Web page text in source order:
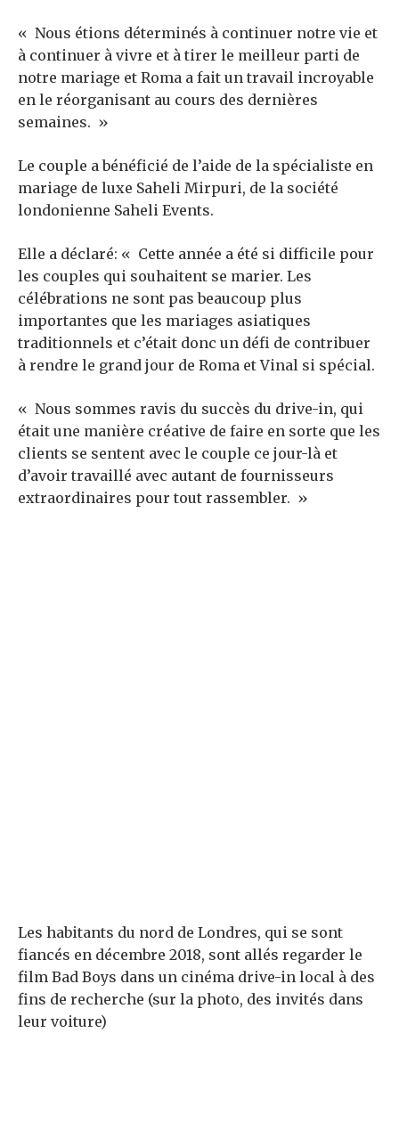
« Nous étions déterminés à continuer notre vie et
à continuer à vivre et à tirer le meilleur parti de
notre mariage et Roma a fait un travail incroyable
en le réorganisant au cours des dernières
semaines. »
Le couple a bénéficié de l’aide de la spécialiste en
mariage de luxe Saheli Mirpuri, de la société
londonienne Saheli Events.
Elle a déclaré: « Cette année a été si difficile pour
les couples qui souhaitent se marier. Les
célébrations ne sont pas beaucoup plus
importantes que les mariages asiatiques
traditionnels et c’était donc un défi de contribuer
à rendre le grand jour de Roma et Vinal si spécial.
« Nous sommes ravis du succès du drive-in, qui
était une manière créative de faire en sorte que les
clients se sentent avec le couple ce jour-là et
d’avoir travaillé avec autant de fournisseurs
extraordinaires pour tout rassembler. »
Les habitants du nord de Londres, qui se sont
fiancés en décembre 2018, sont allés regarder le
film Bad Boys dans un cinéma drive-in local à des
fins de recherche (sur la photo, des invités dans
leur voiture)